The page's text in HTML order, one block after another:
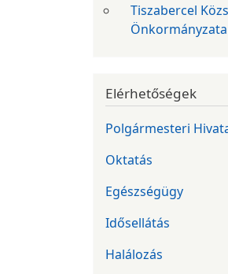
Tiszabercel
Önkormányzata
Elérhetőségek
Polgármesteri
Oktatás
Egészségügy
Idősellátás
Halálozás